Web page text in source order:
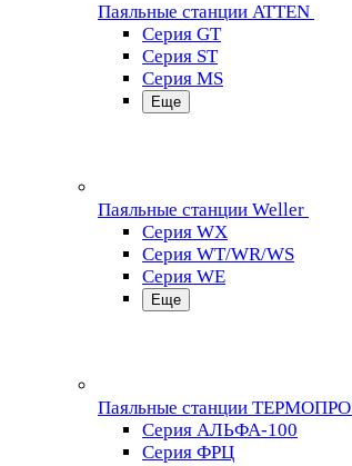
Паяльные станции ATTEN
Серия GT
Серия ST
Серия MS
Еще
Паяльные станции Weller
Серия WX
Серия WT/WR/WS
Серия WE
Еще
Паяльные станции ТЕРМОПРО
Серия АЛЬФА-100
Серия ФРЦ